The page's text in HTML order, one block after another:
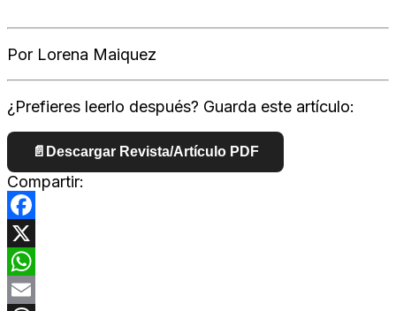
Por Lorena Maiquez
¿Prefieres leerlo después? Guarda este artículo:
📄 Descargar Revista/Artículo PDF
Compartir:
Facebook
X
WhatsApp